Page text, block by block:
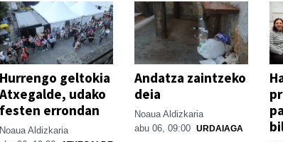
Hurrengo geltokia
Atxegalde, udako
festen errondan
Noaua Aldizkaria
Andatza zaintzeko
deia
Noaua Aldizkaria
abu 06, 09:00 URDAIAGA